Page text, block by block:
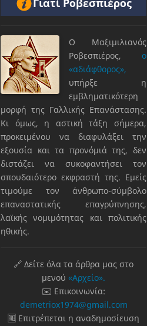
Ο Μαξιμιλιανός
Ροβεσπιέρος, ο
«αδιάφθορος»,
υπήρξε η
εμβληματικότερη
μορφή της Γαλλικής Επανάστασης.
Κι όμως, η αστική τάξη σήμερα,
προκειμένου να διαφυλάξει την
εξουσία και τα προνόμιά της, δεν
διστάζει να συκοφαντήσει τον
σπουδαιότερο εκφραστή της. Εμείς
τιμούμε τον άνθρωπο-σύμβολο
επαναστατικής επαγρύπνησης,
λαϊκής νομιμότητας και πολιτικής
ηθικής.
🔗 Δείτε όλα τα άρθρα μας στο
μενού «Αρχείο».
✉️ Επικοινωνία:
demetriox1974@gmail.com
🆓 Επιτρέπεται η αναδημοσίευση